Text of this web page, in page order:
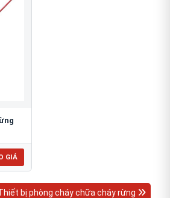
GIÁ
bị phòng cháy chữa cháy rừng